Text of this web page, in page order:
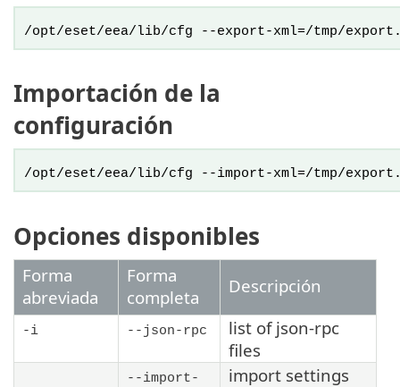
/opt/eset/eea/lib/cfg --export-xml=/tmp/
Importación de la
configuración
/opt/eset/eea/lib/cfg --import-xml=/tmp/
Opciones disponibles
Forma
abreviada
Forma
completa
Descripción
-i --json-rpc
list of json-rpc
files
--import-
import settings